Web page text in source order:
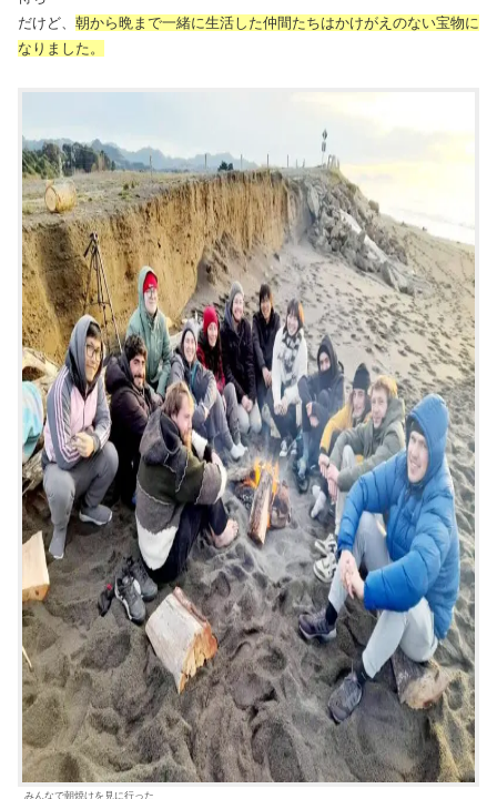
だけど、 朝から晩まで一緒に生活した仲間たちはかけがえのない宝物に
なりました。
みんなで朝焼けを見に行った